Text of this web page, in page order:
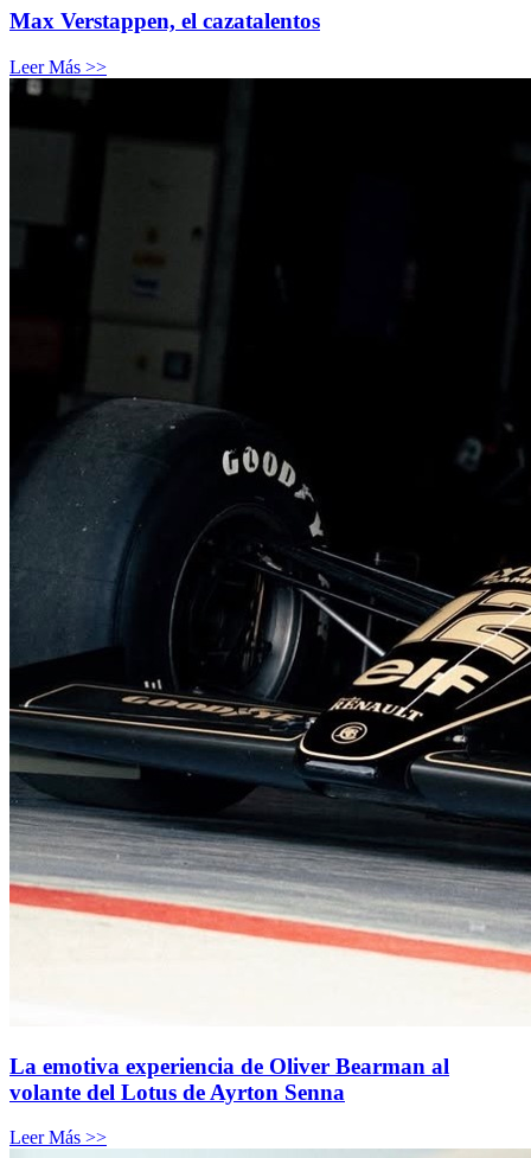
Max Verstappen, el cazatalentos
Leer Más >>
La emotiva experiencia de Oliver Bearman al
volante del Lotus de Ayrton Senna
Leer Más >>